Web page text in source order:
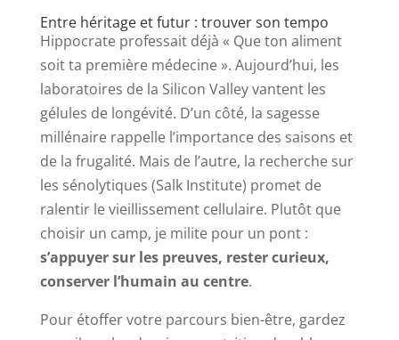
Entre héritage et futur : trouver son tempo
Hippocrate professait déjà « Que ton aliment
soit ta première médecine ». Aujourd’hui, les
laboratoires de la Silicon Valley vantent les
gélules de longévité. D’un côté, la sagesse
millénaire rappelle l’importance des saisons et
de la frugalité. Mais de l’autre, la recherche sur
les sénolytiques (Salk Institute) promet de
ralentir le vieillissement cellulaire. Plutôt que
choisir un camp, je milite pour un pont :
s’appuyer sur les preuves, rester curieux,
conserver l’humain au centre.
Pour étoffer votre parcours bien-être, gardez